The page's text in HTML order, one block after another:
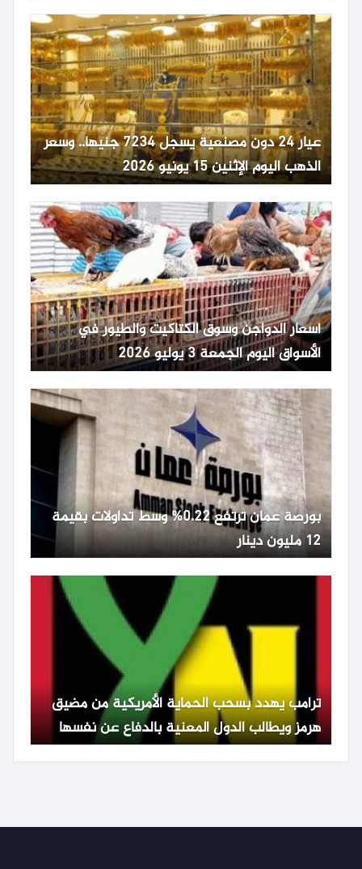
عيار 24 دون مصنعية يسجل 7234 جنيها.. وسعر
الذهب اليوم الإثنين 15 يونيو 2026
أسعار الدواجن وسوق الكتاكيت والطيور في
الأسواق اليوم الجمعة 3 يوليو 2026
بورصة عمان ترتفع 0.22% وسط تداولات بقيمة
12 مليون دينار
ترامب يهدد بسحب الحماية الأمريكية من مضيق
هرمز ويطالب الدول المعنية بالدفاع عن نفسها